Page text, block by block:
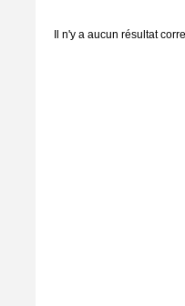
Il n'y a aucun résultat